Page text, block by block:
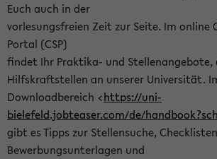
Euch auch in der
vorlesungsfreien Zeit zur Seite. Im online
Portal (CSP)
findet Ihr Praktika- und
Hilfskraftstellen an unserer Universität.
Downloadbereich <https://uni-
bielefeld.jobteaser.com/de/
gibt es Tipps zur Stellensuche,
Bewerbungsunterlagen und